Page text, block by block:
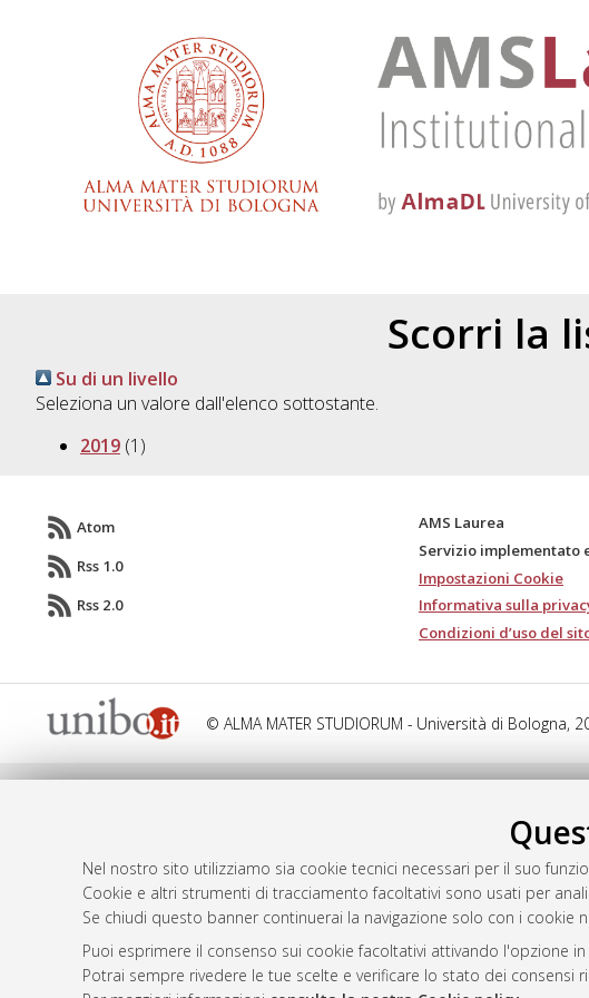
Nel nostro sito utilizziamo sia cookie tecnici necessari per il suo
Cookie e altri strumenti di tracciamento facoltativi sono usati per
Se chiudi questo banner continuerai la navigazione solo con i cookie
Puoi esprimere il consenso sui cookie facoltativi attivando l'opzione
Potrai sempre rivedere le tue scelte e verificare lo stato dei
Scorri la
Su di un livello
Seleziona un valore dall'elenco sottostante.
2019(1)
Atom
Rss 1.0
Rss 2.0
AMS Laurea
Servizio implementato
Impostazioni Cookie
Informativa sulla
Condizioni d’uso del
© ALMA MATER STUDIORUM - Università di Bologna,